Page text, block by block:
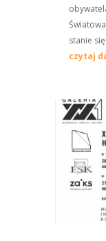
stanie
czytaj